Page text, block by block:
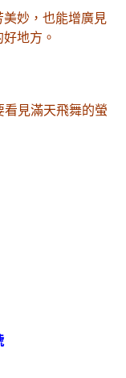
妙，也能增廣見
地方。
滿天飛舞的螢